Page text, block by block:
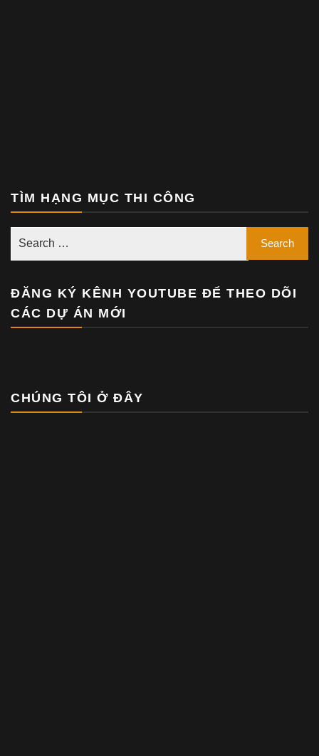
TÌM HẠNG MỤC THI CÔNG
ĐĂNG KÝ KÊNH YOUTUBE ĐỂ THEO DÕI
CÁC DỰ ÁN MỚI
CHÚNG TÔI Ở ĐÂY